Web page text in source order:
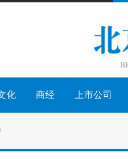
化 商经 上市公司